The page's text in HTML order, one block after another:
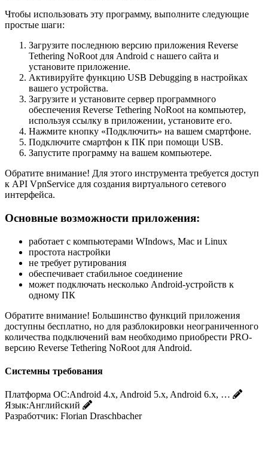
Чтобы использовать эту программу, выполните следующие
простые шаги:
Загрузите последнюю версию приложения Reverse
Tethering NoRoot для Android с нашего сайта и
установите приложение.
Активируйте функцию USB Debugging в настройках
вашего устройства.
Загрузите и установите сервер программного
обеспечения Reverse Tethering NoRoot на компьютер,
используя ссылку в приложении, установите его.
Нажмите кнопку «Подключить» на вашем смартфоне.
Подключите смартфон к ПК при помощи USB.
Запустите программу на вашем компьютере.
Обратите внимание! Для этого инструмента требуется доступ
к API VpnService для создания виртуального сетевого
интерфейса.
Основные возможности приложения:
работает с компьютерами WIndows, Mac и Linux
простота настройки
не требует рутирования
обеспечивает стабильное соединение
может подключать несколько Android-устройств к
одному ПК
Обратите внимание! Большинство функций приложения
доступны бесплатно, но для разблокировки неограниченного
количества подключений вам необходимо приобрести PRO-
версию Reverse Tethering NoRoot для Android.
Системны требования
Платформа ОС:Android 4.x, Android 5.x, Android 6.x, …
Язык:Английский
Разработчик: Florian Draschbacher